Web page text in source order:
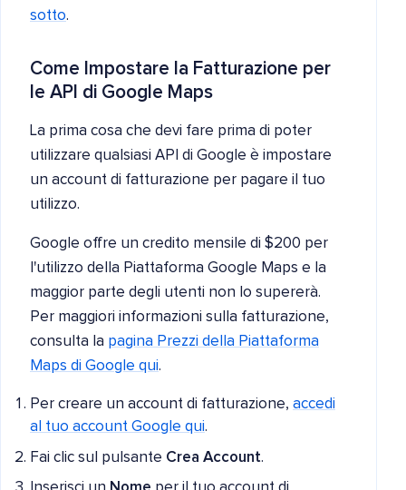
sotto.
Come Impostare la Fatturazione per
le API di Google Maps
La prima cosa che devi fare prima di poter
utilizzare qualsiasi API di Google è impostare
un account di fatturazione per pagare il tuo
utilizzo.
Google offre un credito mensile di $200 per
l'utilizzo della Piattaforma Google Maps e la
maggior parte degli utenti non lo supererà.
Per maggiori informazioni sulla fatturazione,
consulta la pagina Prezzi della Piattaforma
Maps di Google qui.
Per creare un account di fatturazione, accedi
al tuo account Google qui.
Fai clic sul pulsante Crea Account.